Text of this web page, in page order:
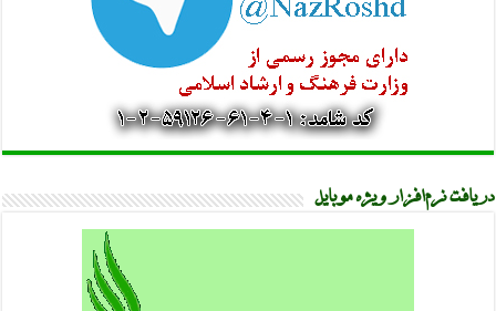
دریافت نرم‌افزار ویژه موبایل